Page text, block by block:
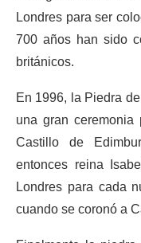
Londres para ser
700 años han sido
británicos.
En 1996, la Piedra
una gran ceremonia
Castillo de
entonces reina
Londres para cada
cuando se coronó a